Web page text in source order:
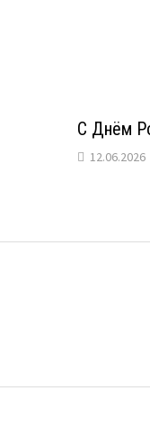
С Днём
12.06.2026